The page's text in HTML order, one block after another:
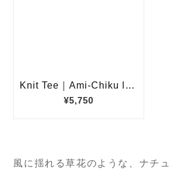
風に揺れる草花のような、ナチ